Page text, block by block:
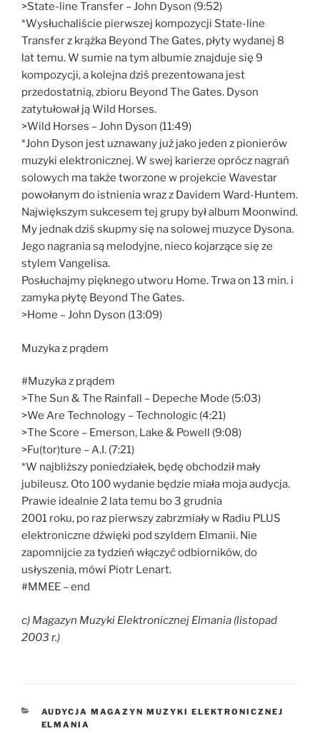
>State-line Transfer – John Dyson (9:52)
*Wysłuchaliście pierwszej kompozycji State-line
Transfer z krążka Beyond The Gates, płyty wydanej 8
lat temu. W sumie na tym albumie znajduje się 9
kompozycji, a kolejna dziś prezentowana jest
przedostatnią, zbioru Beyond The Gates. Dyson
zatytułował ją Wild Horses.
>Wild Horses – John Dyson (11:49)
*John Dyson jest uznawany już jako jeden z pionierów
muzyki elektronicznej. W swej karierze oprócz nagrań
solowych ma także tworzone w projekcie Wavestar
powołanym do istnienia wraz z Davidem Ward-Huntem.
Największym sukcesem tej grupy był album Moonwind.
My jednak dziś skupmy się na solowej muzyce Dysona.
Jego nagrania są melodyjne, nieco kojarzące się ze
stylem Vangelisa.
Posłuchajmy pięknego utworu Home. Trwa on 13 min. i
zamyka płytę Beyond The Gates.
>Home – John Dyson (13:09)
Muzyka z prądem
#Muzyka z prądem
>The Sun & The Rainfall – Depeche Mode (5:03)
>We Are Technology – Technologic (4:21)
>The Score – Emerson, Lake & Powell (9:08)
>Fu(tor)ture – A.I. (7:21)
*W najbliższy poniedziałek, będę obchodził mały
jubileusz. Oto 100 wydanie będzie miała moja audycja.
Prawie idealnie 2 lata temu bo 3 grudnia
2001 roku, po raz pierwszy zabrzmiały w Radiu PLUS
elektroniczne dźwięki pod szyldem Elmanii. Nie
zapomnijcie za tydzień włączyć odbiorników, do
usłyszenia, mówi Piotr Lenart.
#MMEE – end
c) Magazyn Muzyki Elektronicznej Elmania (listopad
2003 r.)
KATEGORIE
AUDYCJA MAGAZYN MUZYKI ELEKTRONICZNEJ
ELMANIA